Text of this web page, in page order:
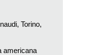
Torino,
americana